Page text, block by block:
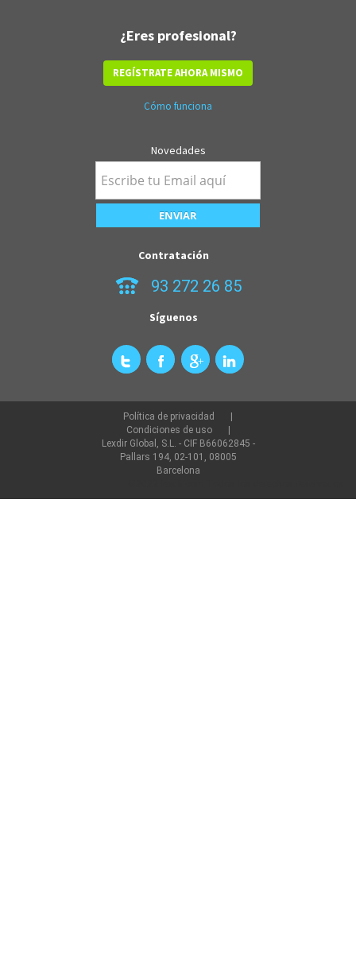
¿Eres profesional?
REGÍSTRATE AHORA MISMO
Cómo funciona
Novedades
Contratación
93 272 26 85
Síguenos
Política de privacidad
Condiciones de uso
Lexdir Global, S.L. - CIF B66062845 -
Pallars 194, 02-101, 08005
Barcelona